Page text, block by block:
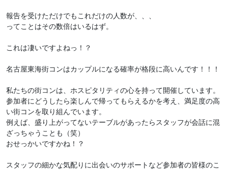
報告を受けただけでもこれだけの人数が、、、
ってことはその数倍はいるはず。
これは凄いですよねっ！？
名古屋東海街コンはカップルになる確率が格段に高いんです！！！
私たちの街コンは、ホスピタリティの心を持って開催しています。
参加者にどうしたら楽しんで帰ってもらえるかを考え、満足度の高
い街コンを取り組んでいます。
例えば、盛り上がってないテーブルがあったらスタッフが会話に混
ざっちゃうことも（笑）
おせっかいですかね！？
スタッフの細かな気配りに出会いのサポートなど参加者の皆様のこ